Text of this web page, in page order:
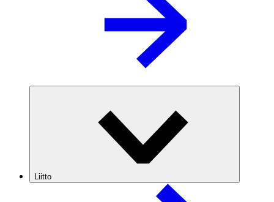
Liitto